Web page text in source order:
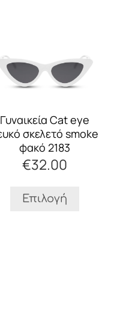
Γυναικεία Cat eye
σκελετό smoke
φακό 2183
€32.00
Επιλογή
προϊόν
έχει
πολλαπλές
Οι
επιλογές
μπορούν
επιλεγούν
σελίδα